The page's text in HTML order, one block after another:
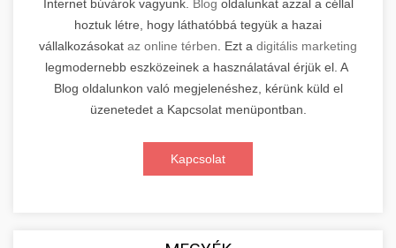
Internet búvárok vagyunk. Blog oldalunkat azzal a céllal
hoztuk létre, hogy láthatóbbá tegyük a hazai
vállalkozásokat az online térben . Ezt a digitális marketing
legmodernebb eszközeinek a használatával érjük el. A
Blog oldalunkon való megjelenéshez, kérünk küld el
üzenetedet a Kapcsolat menüpontban.
Kapcsolat